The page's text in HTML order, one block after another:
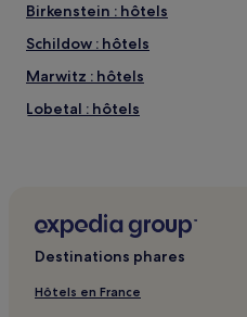
Birkenstein : hôtels
Schildow : hôtels
Marwitz : hôtels
Lobetal : hôtels
Schönerlinde : hôtels
Melchow : hôtels
Gare de Sachsenhausen :
Destinations phares
Hôtels en France